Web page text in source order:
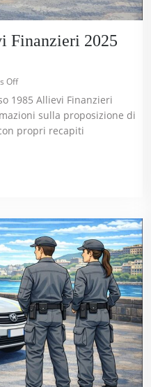
Finanzieri 2025
Off
1985 Allievi Finanzieri
sulla proposizione di
propri recapiti